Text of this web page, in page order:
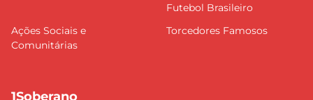
Futebol Brasileiro
Ações Sociais e
Comunitárias
Torcedores Famosos
1Soberano